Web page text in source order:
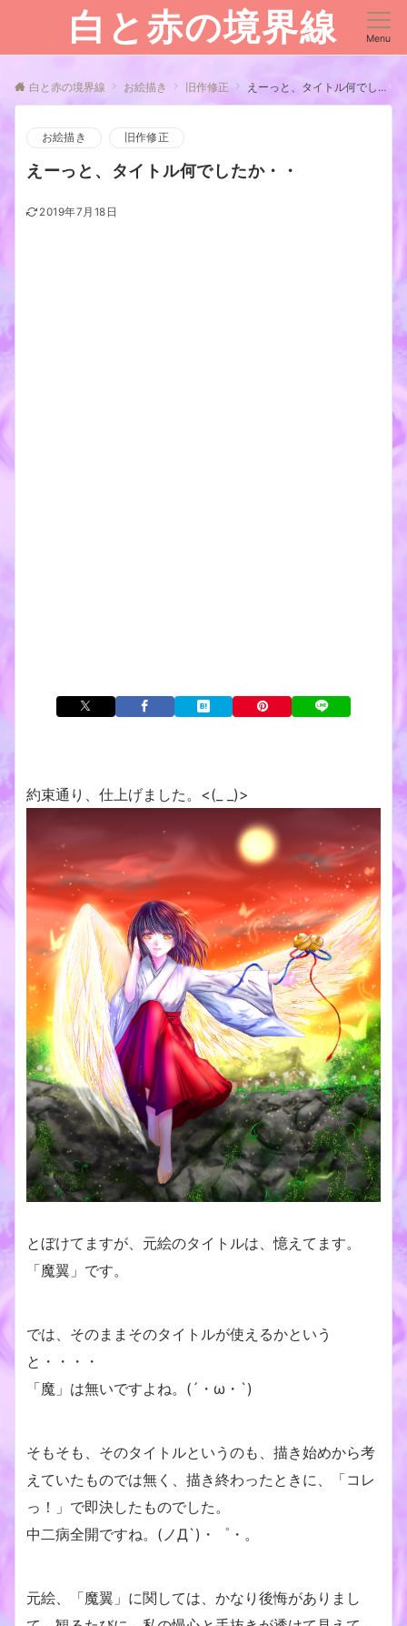
白と赤の境界線 Menu
白と赤の境界線 お絵描き 旧作修正 えーっと、タイトル何でしたか・・
お絵描き 旧作修正
えーっと、タイトル何でしたか・・
2019年7月18日
約束通り、仕上げました。<(_ _)>
とぼけてますが、元絵のタイトルは、憶えてます。
「魔翼」です。
では、そのままそのタイトルが使えるかという
と・・・・
「魔」は無いですよね。(´・ω・`)
そもそも、そのタイトルというのも、描き始めから考
えていたものでは無く、描き終わったときに、「コレ
っ！」で即決したものでした。
中二病全開ですね。(ノД`)・゜・。
元絵、「魔翼」に関しては、かなり後悔がありまし